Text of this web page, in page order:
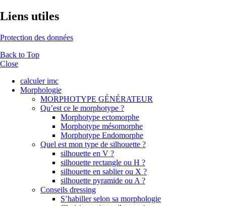
Liens utiles
Protection des données
Back to Top
Close
calculer imc
Morphologie
MORPHOTYPE GÉNÉRATEUR
Qu’est ce le morphotype ?
Morphotype ectomorphe
Morphotype mésomorphe
Morphotype Endomorphe
Quel est mon type de silhouette ?
silhouette en V ?
silhouette rectangle ou H ?
silhouette en sablier ou X ?
silhouette pyramide ou A ?
Conseils dressing
S’habiller selon sa morphologie